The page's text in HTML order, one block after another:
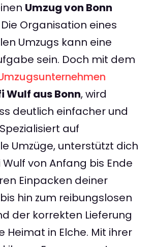
Umzug von Bonn
Die Organisation eines
Umzugs kann eine
sein. Doch mit dem
Wulf aus Bonn, wird
deutlich einfacher und
auf
Umzüge, unterstützt dich
von Anfang bis Ende
Einpacken deiner
hin zum reibungslosen
der korrekten Lieferung
Heimat in Elche. Mit ihrer